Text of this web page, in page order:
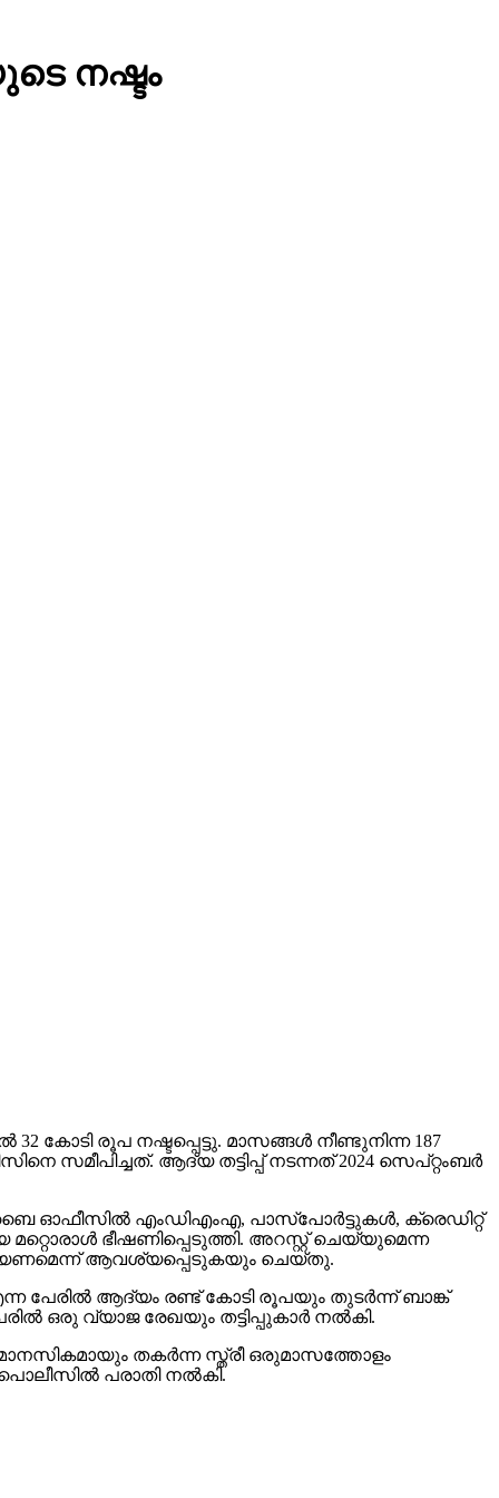
നഷ്ടം
കോടി രൂപ നഷ്ടപ്പെട്ടു. മാസങ്ങള്‍ നീണ്ടുനിന്ന 187
സമീപിച്ചത്. ആദ്യ തട്ടിപ്പ് നടന്നത് 2024 സെപ്റ്റംബര്‍
ഓഫീസില്‍ എംഡിഎംഎ, പാസ്പോര്‍ട്ടുകള്‍, ക്രെഡിറ്റ്
ഭീഷണിപ്പെടുത്തി. അറസ്റ്റ് ചെയ്യുമെന്ന
ആവശ്യപ്പെടുകയും ചെയ്തു.
എന്ന പേരില്‍ ആദ്യം രണ്ട് കോടി രൂപയും തുടര്‍ന്ന് ബാങ്ക്
ഒരു വ്യാജ രേഖയും തട്ടിപ്പുകാര്‍ നല്‍കി.
മാനസികമായും തകര്‍ന്ന സ്ത്രീ ഒരുമാസത്തോളം
പൊലീസില്‍ പരാതി നല്‍കി.